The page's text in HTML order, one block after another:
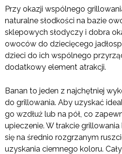
Przy okazji wspólnego
naturalne słodkości na bazie
sklepowych słodyczy i dobra
owoców do dziecięcego
dzieci do ich wspólnego
dodatkowy element atrakcji.
Banan to jeden z najchętniej
do grillowania. Aby uzyskać
go wzdłuż lub na pół, co
upieczenie. W trakcie
się na średnio rozgrzanym
uzyskania ciemnego koloru.